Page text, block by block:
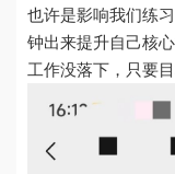
也许是影响我们练
钟出来提升自己核
工作没落下，只要